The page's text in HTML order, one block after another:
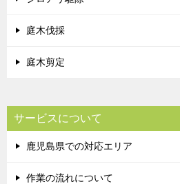
庭木伐採
庭木剪定
サービスについて
鹿児島県での対応エリア
作業の流れについて